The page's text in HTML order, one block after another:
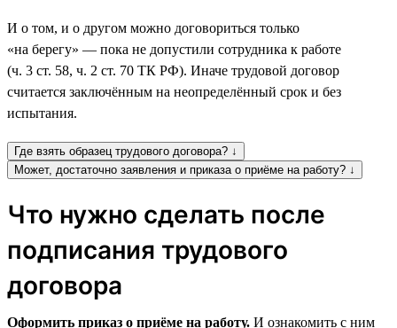
И о том, и о другом можно договориться только
«на берегу» — пока не допустили сотрудника к работе
(ч. 3 ст. 58, ч. 2 ст. 70 ТК РФ). Иначе трудовой договор
считается заключённым на неопределённый срок и без
испытания.
Где взять образец трудового договора? ↓
Может, достаточно заявления и приказа о приёме на работу? ↓
Что нужно сделать после
подписания трудового
договора
Оформить приказ о приёме на работу. И ознакомить с ним